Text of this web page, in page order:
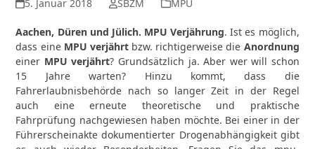
5. Januar 2018 SBZM MPU
Aachen, Düren und Jülich. MPU Verjährung. Ist es möglich,
dass eineMPU verjährtbzw. richtigerweise die Anordnung
einer MPU verjährt? Grundsätzlich ja. Aber wer will schon
15 Jahre warten? Hinzu kommt, dass die
Fahrerlaubnisbehörde nach so langer Zeit in der Regel
auch eine erneute theoretische und praktische
Fahrprüfung nachgewiesen haben möchte. Bei einer in der
Führerscheinakte dokumentierter Drogenabhängigkeit gibt